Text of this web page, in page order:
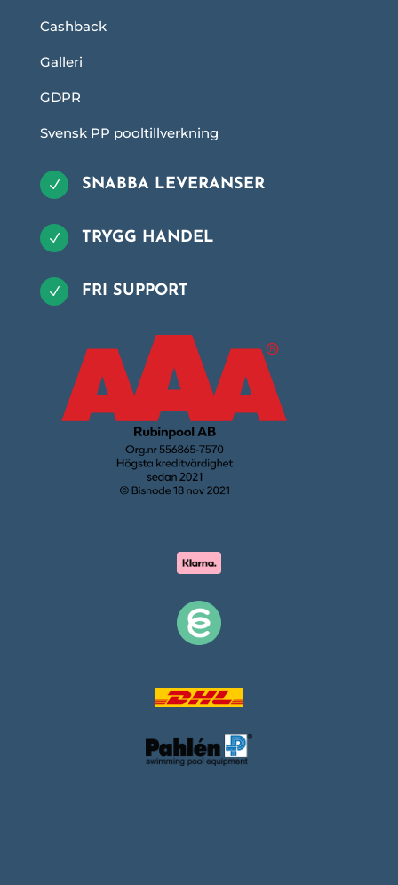
Cashback
Galleri
GDPR
Svensk PP pooltillverkning
N SNABBA LEVERANSER
N TRYGG HANDEL
N FRI SUPPORT